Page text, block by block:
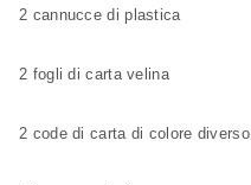
2 cannucce di plastica
2 fogli di carta velina
2 code di carta di colore diverso